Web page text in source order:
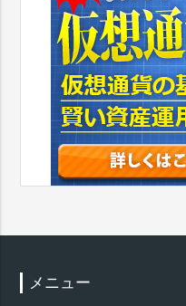
メニュー